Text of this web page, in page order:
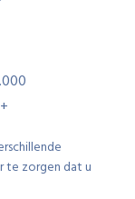
te zorgen dat u